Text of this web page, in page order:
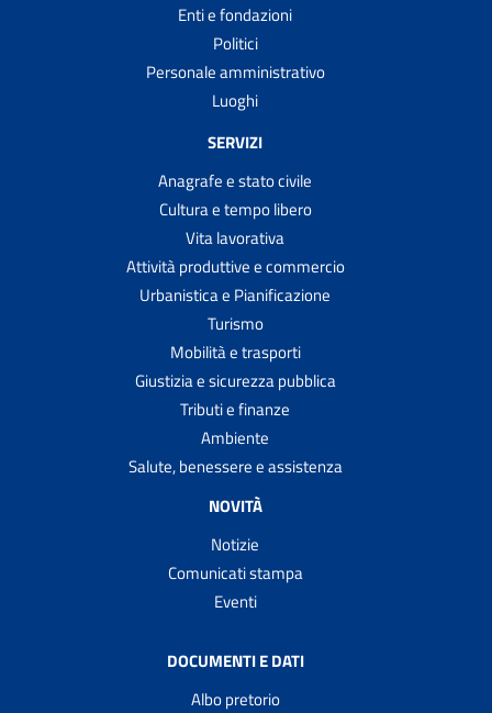
Enti e fondazioni
Politici
Personale amministrativo
Luoghi
SERVIZI
Anagrafe e stato civile
Cultura e tempo libero
Vita lavorativa
Attività produttive e commercio
Urbanistica e Pianificazione
Turismo
Mobilità e trasporti
Giustizia e sicurezza pubblica
Tributi e finanze
Ambiente
Salute, benessere e assistenza
NOVITÀ
Notizie
Comunicati stampa
Eventi
DOCUMENTI E DATI
Albo pretorio